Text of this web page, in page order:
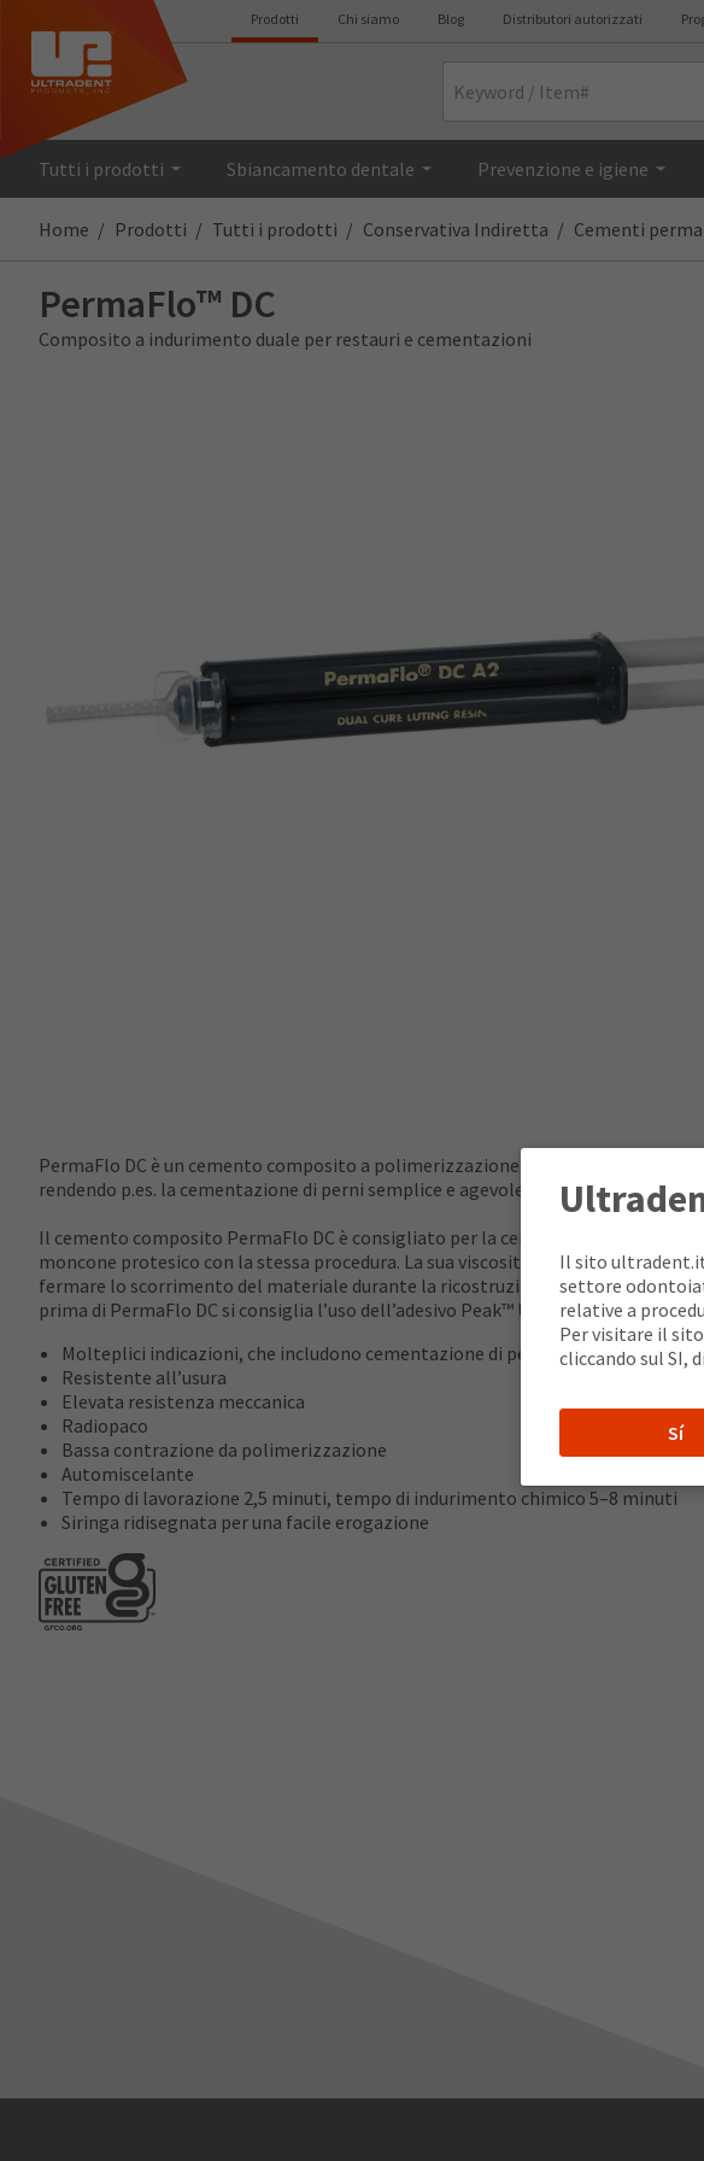
Prodotti Chi siamo Blog Distributori autorizzati
Tutti i prodotti Sbiancamento dentale Prevenzione e igiene
Home Prodotti Tutti i prodotti Conservativa Indiretta Cementi
PermaFlo™ DC
Composito a indurimento duale per restauri e cementazioni
PermaFlo DC è un cemento composito a polimerizzazione duale, altamente
rendendo p.es. la cementazione di perni semplice e agevole. Lo spessore del film
Il cemento composito PermaFlo DC è consigliato per la cementazione
moncone protesico con la stessa procedura. La sua viscosità ottimale
fermare lo scorrimento del materiale durante la ricostruzione del moncone, è
prima di PermaFlo DC si consiglia l’uso dell’adesivo Peak™ Universal Bond.
Molteplici indicazioni, che includono cementazione di perni, ricostruzione di
Resistente all’usura
Elevata resistenza meccanica
Radiopaco
Bassa contrazione da polimerizzazione
Automiscelante
Tempo di lavorazione 2,5 minuti, tempo di indurimento chimico 5–8 minuti
Siringa ridisegnata per una facile erogazione
Il sito
settore
relative a
Per visitare il
cliccando sul SI,
Sí